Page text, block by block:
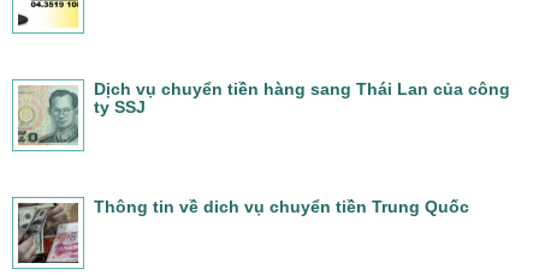
Dịch vụ chuyển tiền hàng sang Thái Lan của công
ty SSJ
Thông tin về dich vụ chuyển tiền Trung Quốc